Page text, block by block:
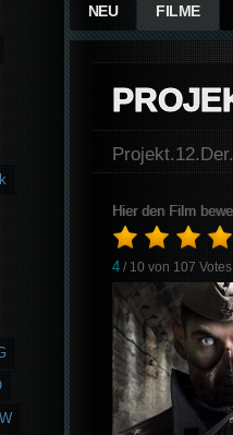
NEU FILME
Hier den Film
4 / 10 von 107 Votes
W